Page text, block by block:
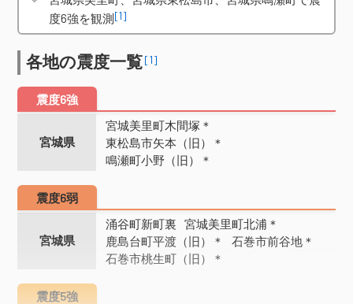
度6強を観測[1]
各地の震度一覧[1]
震度6強
宮城県
宮城美里町木間塚＊
東松島市矢本（旧）＊
鳴瀬町小野（旧）＊
震度6弱
宮城県
涌谷町新町裏
宮城美里町北浦＊
鹿島台町平渡（旧）＊
石巻市前谷地＊
石巻市桃生町（旧）＊
震度5強